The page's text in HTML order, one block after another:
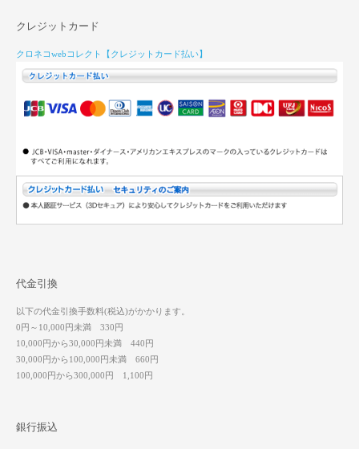
クレジットカード
クロネコwebコレクト【クレジットカード払い】
代金引換
以下の代金引換手数料(税込)がかかります。
0円～10,000円未満 330円
10,000円から30,000円未満 440円
30,000円から100,000円未満 660円
100,000円から300,000円 1,100円
銀行振込